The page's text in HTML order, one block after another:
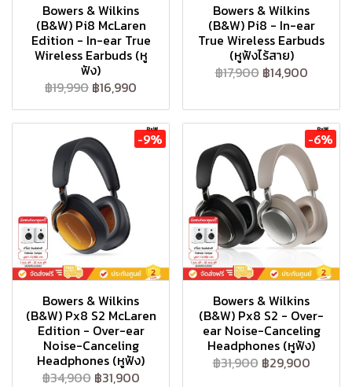
Bowers & Wilkins
(B&W) Pi8 McLaren
Edition - In-ear True
Wireless Earbuds (หู
ฟัง)
฿19,990 ฿16,990
Bowers & Wilkins
(B&W) Pi8 - In-ear
True Wireless Earbuds
(หูฟังไร้สาย)
฿17,900 ฿14,900
-9%
Bowers & Wilkins
(B&W) Px8 S2 McLaren
Edition - Over-ear
Noise-Canceling
Headphones (หูฟัง)
฿34,900 ฿31,900
-6%
Bowers & Wilkins
(B&W) Px8 S2 - Over-
ear Noise-Canceling
Headphones (หูฟัง)
฿31,900 ฿29,900